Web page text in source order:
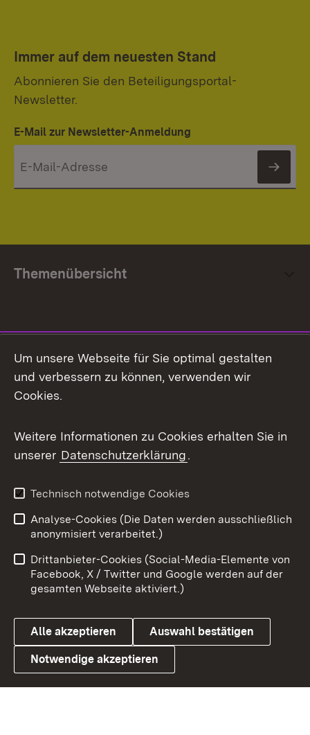
Immer auf dem neuesten Stand
Abonnieren Sie den Beteiligungsportal-
Newsletter.
E-Mail zur Newsletter-Anmeldung
Themenübersicht
Facebook
X / Twitter
Youtube
Link zum Landesportal
Impressum
Kontakt
Barrierefreiheit
Datenschutz
Cookies
Um unsere Webseite für Sie optimal gestalten
und verbessern zu können, verwenden wir
Cookies.
Weitere Informationen zu Cookies erhalten Sie in
unserer Datenschutzerklärung.
Technisch notwendige Cookies
Analyse-Cookies (Die Daten werden ausschließlich
anonymisiert verarbeitet.)
Drittanbieter-Cookies (Social-Media-Elemente von
Facebook, X / Twitter und Google werden auf der
gesamten Webseite aktiviert.)
Alle akzeptieren Auswahl bestätigen
Notwendige akzeptieren